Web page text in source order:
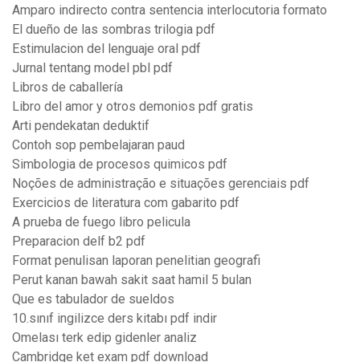
Amparo indirecto contra sentencia interlocutoria formato
El dueño de las sombras trilogia pdf
Estimulacion del lenguaje oral pdf
Jurnal tentang model pbl pdf
Libros de caballería
Libro del amor y otros demonios pdf gratis
Arti pendekatan deduktif
Contoh sop pembelajaran paud
Simbologia de procesos quimicos pdf
Noções de administração e situações gerenciais pdf
Exercicios de literatura com gabarito pdf
A prueba de fuego libro pelicula
Preparacion delf b2 pdf
Format penulisan laporan penelitian geografi
Perut kanan bawah sakit saat hamil 5 bulan
Que es tabulador de sueldos
10.sınıf ingilizce ders kitabı pdf indir
Omelası terk edip gidenler analiz
Cambridge ket exam pdf download